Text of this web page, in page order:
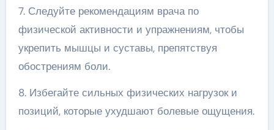
7. Следуйте рекомендациям врача по
физической активности и упражнениям, чтобы
укрепить мышцы и суставы, препятствуя
обострениям боли.
8. Избегайте сильных физических нагрузок и
позиций, которые ухудшают болевые ощущения.